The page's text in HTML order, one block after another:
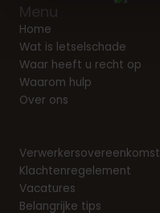
Menu
Home
Wat is letselschade
Waar heeft u recht op
Waarom hulp
Over ons
Verwerkersovereenkomst
Klachtenregelement
Vacatures
Belangrijke tips